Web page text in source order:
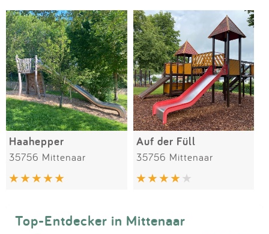
Anmelden
SPIELGERÄTE
Haahepper
35756 Mittenaar
Auf der Füll
35756 Mittenaar
Top-Entdecker in Mittenaar